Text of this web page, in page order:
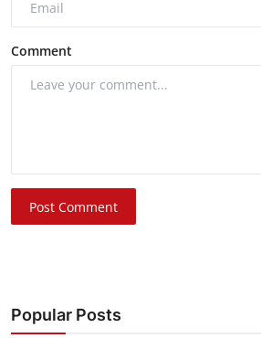
Comment
Post Comment
Popular Posts